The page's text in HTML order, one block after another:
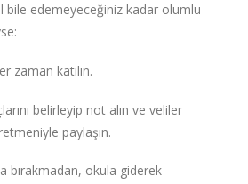
bile edemeyeceğiniz kadar olumlu
zaman katılın.
belirleyip not alın ve veliler
paylaşın.
bırakmadan, okula giderek